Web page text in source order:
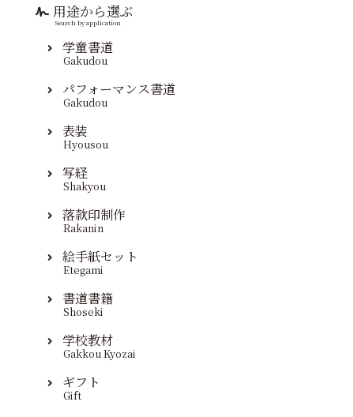
用途から選ぶ
Search by application
学童書道
Gakudou
パフォーマンス書道
Gakudou
表装
Hyousou
写経
Shakyou
落款印制作
Rakanin
絵手紙セット
Etegami
書道書籍
Shoseki
学校教材
Gakkou Kyozai
ギフト
Gift